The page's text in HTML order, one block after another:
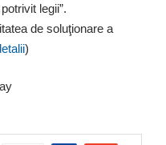
legii”.
de soluţionare a
)